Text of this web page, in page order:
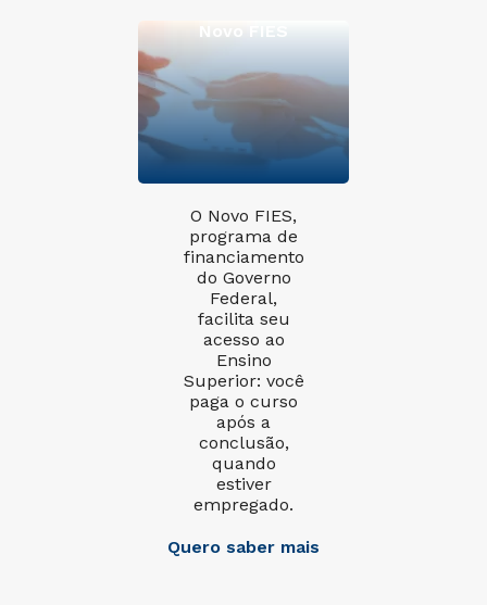
Novo FIES
O Novo FIES,
programa de
financiamento
do Governo
Federal,
facilita seu
acesso ao
Ensino
Superior: você
paga o curso
após a
conclusão,
quando
estiver
empregado.
Quero saber mais